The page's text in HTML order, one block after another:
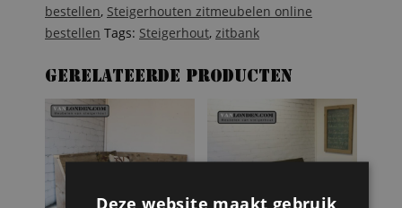
bestellen, Steigerhouten zitmeubelen online
bestellen Tags: Steigerhout, zitbank
Gerelateerde producten
Deze website maakt gebruik